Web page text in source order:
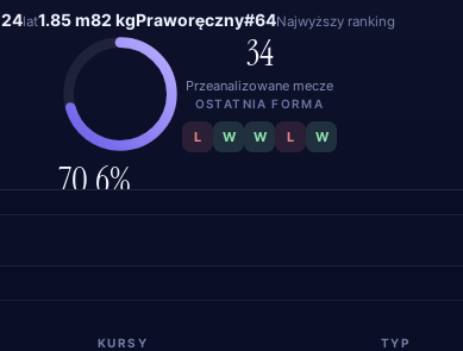
24lat1.85 m82 kgPraworęczny#64Najwyższy ranking
70.6%
34
Przeanalizowane mecze
OSTATNIA FORMA
L W W L W
KURSY TYP